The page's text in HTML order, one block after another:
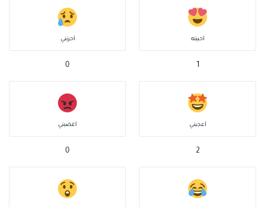
أحببته
1
أحزنني
0
أعجبني
2
أغضبني
0